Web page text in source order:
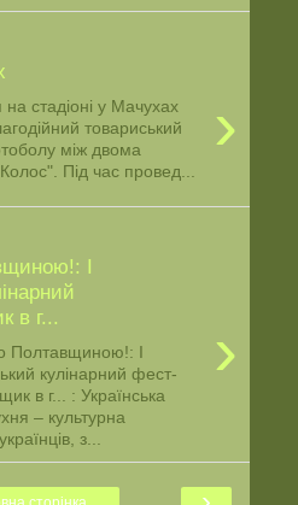
›
стадіоні у Мачухах
товариський
між двома
Під час провед...
І
в г...
›
Полтавщиною!: І
кулінарний фест-
в г... : Українська
– культурна
з...